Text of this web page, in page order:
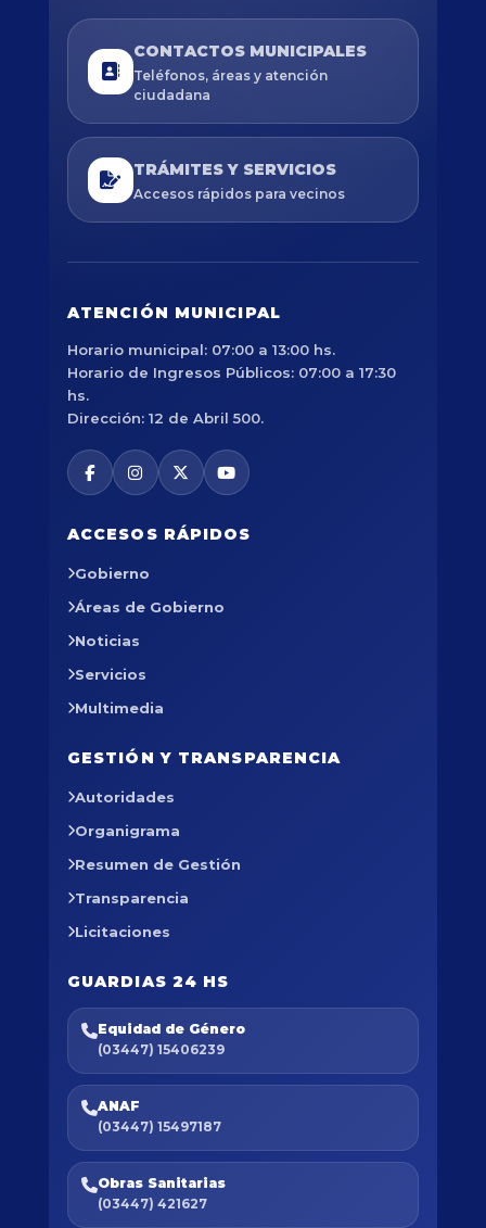
CONTACTOS MUNICIPALES
Teléfonos, áreas y atención
ciudadana
TRÁMITES Y SERVICIOS
Accesos rápidos para vecinos
ATENCIÓN MUNICIPAL
Horario municipal: 07:00 a 13:00 hs.
Horario de Ingresos Públicos: 07:00 a 17:30
hs.
Dirección: 12 de Abril 500.
ACCESOS RÁPIDOS
Gobierno
Áreas de Gobierno
Noticias
Servicios
Multimedia
GESTIÓN Y TRANSPARENCIA
Autoridades
Organigrama
Resumen de Gestión
Transparencia
Licitaciones
GUARDIAS 24 HS
Equidad de Género
(03447) 15406239
ANAF
(03447) 15497187
Obras Sanitarias
(03447) 421627